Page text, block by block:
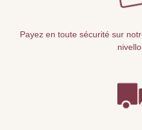
Payez en toute sécurité sur